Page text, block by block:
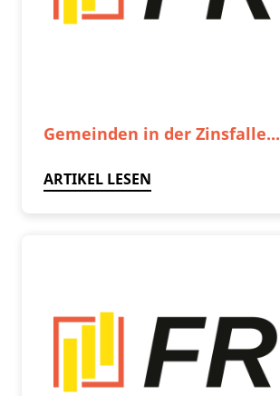
Gemeinden in der Zinsfalle...
ARTIKEL LESEN